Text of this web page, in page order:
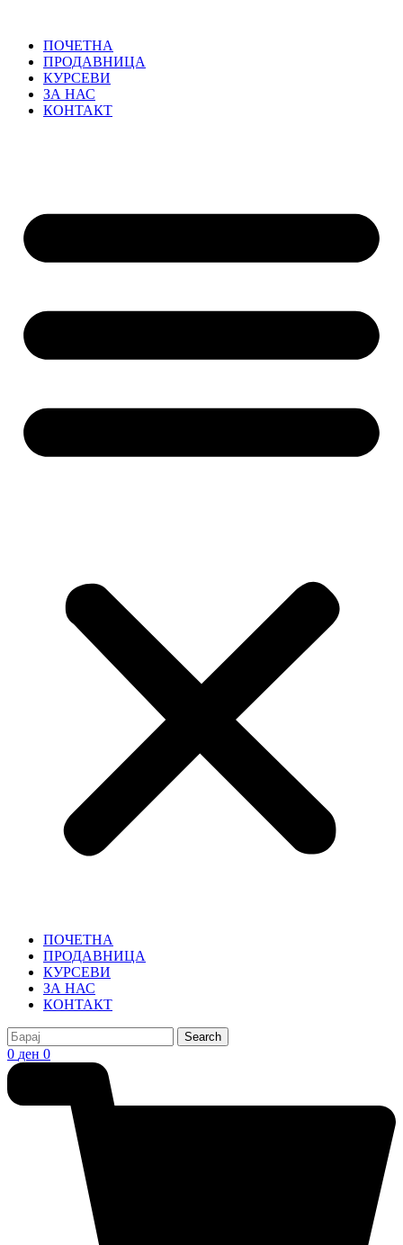
ПОЧЕТНА
ПРОДАВНИЦА
КУРСЕВИ
ЗА НАС
КОНТАКТ
ПОЧЕТНА
ПРОДАВНИЦА
КУРСЕВИ
ЗА НАС
КОНТАКТ
Search
0 ден 0